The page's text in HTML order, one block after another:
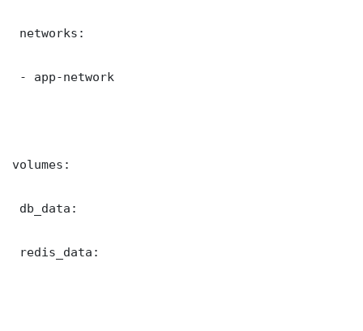
networks:
- app-network
volumes:
db_data:
redis_data: